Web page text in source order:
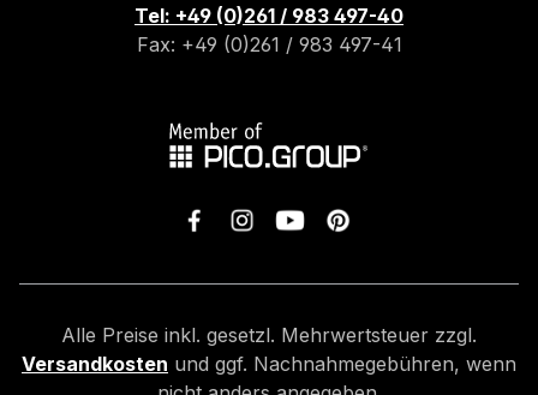
Tel: +49 (0)261 / 983 497-40
Fax: +49 (0)261 / 983 497-41
Alle Preise inkl. gesetzl. Mehrwertsteuer zzgl.
Versandkosten und ggf. Nachnahmegebühren, wenn